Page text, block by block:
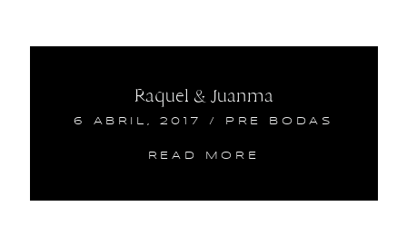
Raquel & Juanma
6 ABRIL, 2017 / PRE BODAS
READ MORE